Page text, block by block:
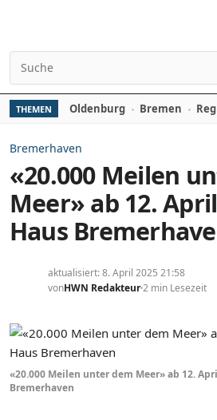
Suchen nach:
THEMEN Oldenburg Bremen
Bremerhaven
«20.000 Meilen
Meer» ab 12.
Haus
aktualisiert: 8. April 2025 21:58
vonHWN Redakteur2 min Lesezeit
«20.000 Meilen unter dem Meer» ab 12.
Bremerhaven